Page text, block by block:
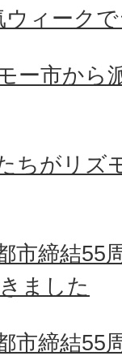
ウィーク
ー市から
ちがリズ
市締結55
ました
市締結55